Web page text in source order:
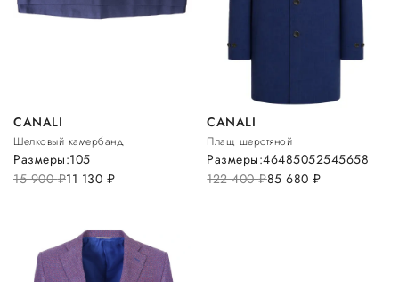
CANALI
Шелковый камербанд
15 900руб.11 130 руб.
Размеры:105
CANALI
Плащ шерстяной
122 400руб.85 680руб.
Размеры:46485052545658